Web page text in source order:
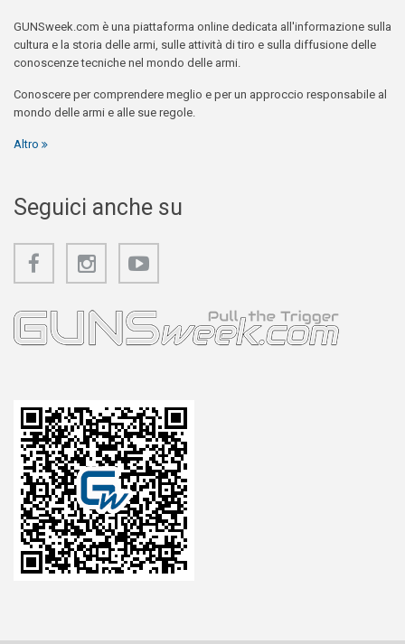
GUNSweek.com è una piattaforma online dedicata all'informazione sulla
cultura e la storia delle armi, sulle attività di tiro e sulla diffusione delle
conoscenze tecniche nel mondo delle armi.
Conoscere per comprendere meglio e per un approccio responsabile al
mondo delle armi e alle sue regole.
Altro
Seguici anche su